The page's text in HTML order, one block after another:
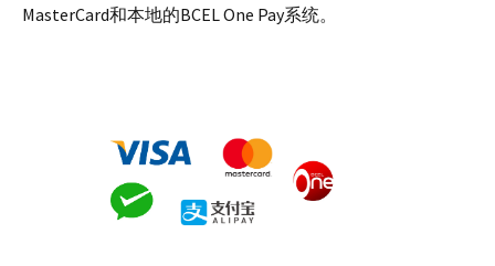
MasterCard和本地的BCEL One Pay系统。